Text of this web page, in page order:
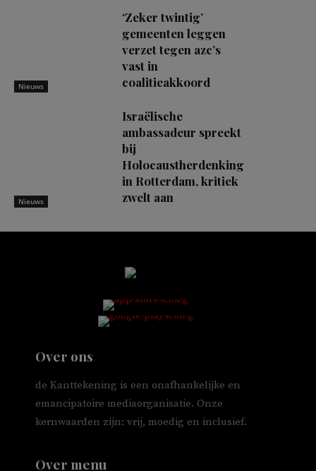
Nieuws
‘Zeker twintig’
gemeenten leggen
verzet tegen azc’s
vast in
coalitieakkoord
Nieuws
Israëlische
ambassadeur spreekt
bij
Holocaustherdenking
in Rotterdam, kritiek
zwelt aan
Over ons
de Kanttekening is een onafhankelijke en
emancipatoire mediaorganisatie. Onze
kernwaarden zijn: vrij, moedig en inclusief.
Over menu